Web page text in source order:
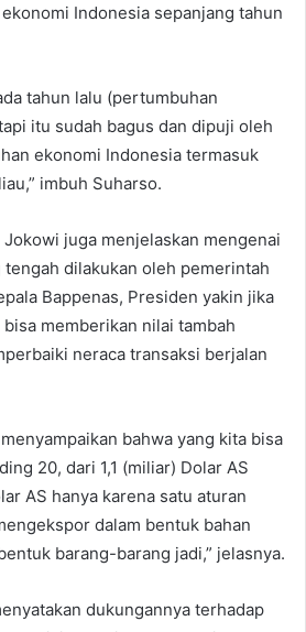
Indonesia sepanjang tahun
tahun lalu (pertumbuhan
itu sudah bagus dan dipuji oleh
ekonomi Indonesia termasuk
imbuh Suharso.
juga menjelaskan mengenai
dilakukan oleh pemerintah
Bappenas, Presiden yakin jika
memberikan nilai tambah
neraca transaksi berjalan
bahwa yang kita bisa
20, dari 1,1 (miliar) Dolar AS
AS hanya karena satu aturan
dalam bentuk bahan
barang-barang jadi,” jelasnya.
dukungannya terhadap